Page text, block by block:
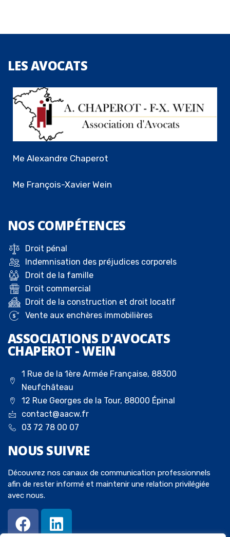
LESAVOCATS
Me Alexandre Chaperot
Me François-Xavier Wein
NOS COMPÉTENCES
Droit pénal
Indemnisation des préjudices corporels
Droit de la famille
Droit commercial
Droit de la construction et droit locatif
Vente aux enchères immobilières
ASSOCIATIONS D'AVOCATS
CHAPEROT - WEIN
1 Rue de la 1ère Armée Française, 88300
Neufchâteau
12 Rue Georges de la Tour, 88000 Épinal
contact@aacw.fr
03 72 78 00 07
NOUS SUIVRE
Découvrez nos canaux de communication professionnels
afin de rester informé et maintenir une relation privilégiée
avec nous.